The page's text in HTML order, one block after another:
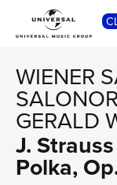
WIENER
GERALD
J.
Polka,